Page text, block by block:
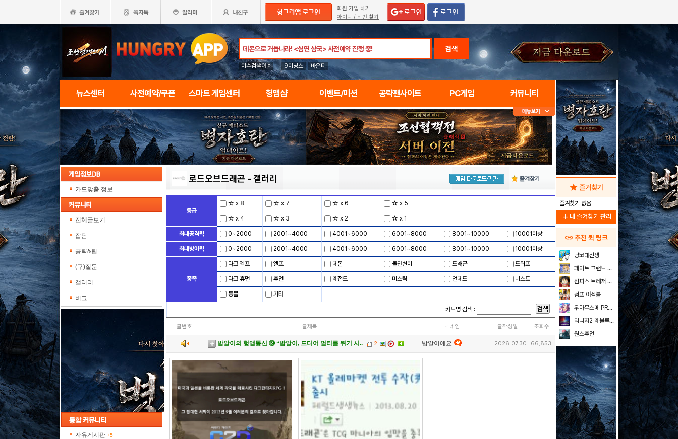
회원 가입 하기
아이디 / 비번 찾기
검색
이슈검색어 » 9이닝스 바운티
뉴스센터 사전예약/쿠폰 스마트 게임센터 헝앱샵 이벤트/미션 공략팬사이트 PC게임 커뮤니티
카드맞춤 정보
전체글보기
잡담
공략&팁
(구)질문
갤러리
버그
자유게시판 +5
로드오브드래곤 - 갤러리 즐겨찾기
등급
☆ x 8 ☆ x 7 ☆ x 6 ☆ x 5
☆ x 4 ☆ x 3 ☆ x 2 ☆ x 1
최대공격력 0~2000 2001~4000 4001~6000 6001~8000 8001~10000 10001이상
최대방어력 0~2000 2001~4000 4001~6000 6001~8000 8001~10000 10001이상
종족
다크 엘프 엘프 데몬 돌연변이 드래곤 드워프
다크 휴먼 휴먼 레전드 미스틱 언데드 비스트
동물 기타
카드명 검색 : 검색
글번호 글제목 닉네임 글작성일 조회수
밥알이의 헝앱통신 ⑲ “밥알이, 드디어 멀티를 뛰기 시.. 2 밥알이에요 2026.07.30 66,853
[안내] 헝그리앱 필수 상식! 밥알 획득 안내서
[이벤트] 웃음으로 매일매일 해피! 유머 게시판 활동왕.. (4) 18
star 즐겨찾기
즐겨찾기 없음
add 내 즐겨찾기 관리
link 추천 퀵 링크
냥코대전쟁
페이트 그랜드 오더
원피스 트레저 크루즈
점프 어셈블
우마무스메 PRETTY DERBY
리니지2 레볼루션
원스휴먼